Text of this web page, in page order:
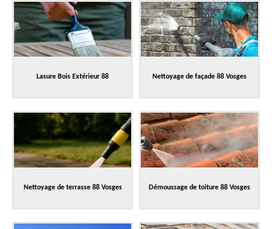
Lasure Bois Extérieur 88 Nettoyage de façade 88 Vosges
Nettoyage de terrasse 88 Vosges Démoussage de toiture 88 Vosges